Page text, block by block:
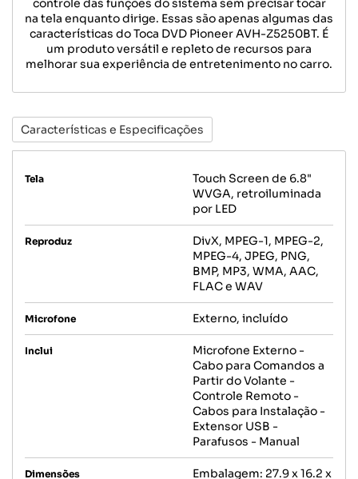
controle das funções do sistema sem precisar tocar
na tela enquanto dirige. Essas são apenas algumas das
características do Toca DVD Pioneer AVH-Z5250BT. É
um produto versátil e repleto de recursos para
melhorar sua experiência de entretenimento no carro.
Características e Especificações
Tela
Touch Screen de 6.8"
WVGA, retroiluminada
por LED
Reproduz
DivX, MPEG-1, MPEG-2,
MPEG-4, JPEG, PNG,
BMP, MP3, WMA, AAC,
FLAC e WAV
Microfone Externo, incluído
Inclui
Microfone Externo -
Cabo para Comandos a
Partir do Volante -
Controle Remoto -
Cabos para Instalação -
Extensor USB -
Parafusos - Manual
Dimensões Embalagem: 27.9 x 16.2 x